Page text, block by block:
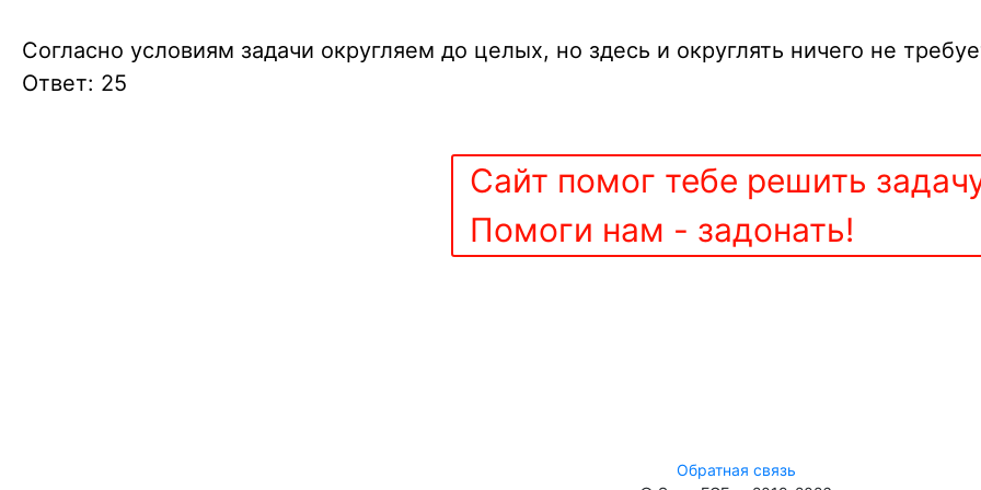
Согласно условиям задачи округляем до целых, но здесь и округлять ничего не
Ответ: 25
Сайт помог тебе решить
Помоги нам - задонать!
Обратная связь